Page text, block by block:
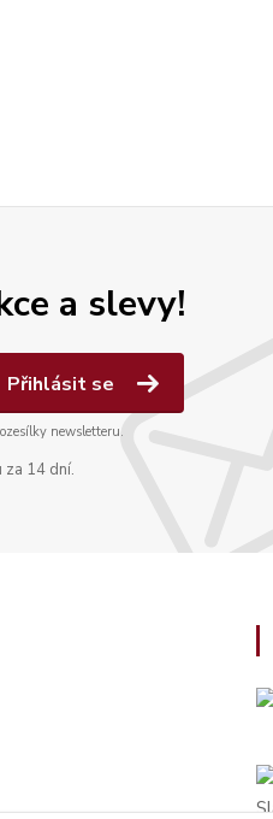
a slevy!
Přihlásit se
newsletteru.
za 14 dní.